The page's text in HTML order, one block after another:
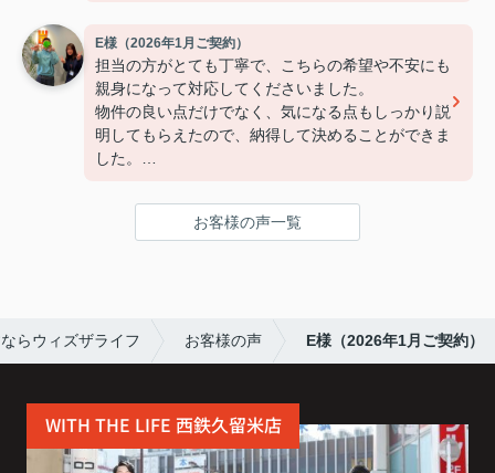
E様（2026年1月ご契約）
担当の方がとても丁寧で、こちらの希望や不安にも
親身になって対応してくださいました。
物件の良い点だけでなく、気になる点もしっかり説
明してもらえたので、納得して決めることができま
した。
られました。
また引っ越しの機会があれば、ぜひお願いしたいで
お客様の声一覧
らウィズザライフ お客様の声 E様（2026年1月ご契約）
WITH THE LIFE 西鉄久留米店